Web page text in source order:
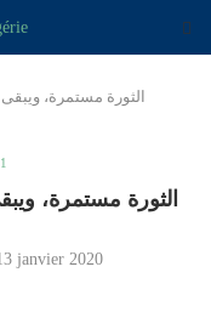
الثورة مستمرة، ويبقى
الثورة مستمرة،
janvier 2020